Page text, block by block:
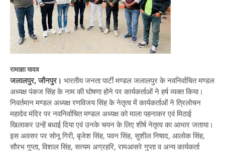
रामाज्ञा यादव
जलालपुर, जौनपुर। भारतीय जनता पार्टी मण्डल जलालपुर के नवनिर्वाचित मण्डल
अध्यक्ष पंकज सिंह के नाम की घोषणा होने पर कार्यकर्ताओं ने हर्ष व्यक्त किया।
निवर्तमान मण्डल अध्यक्ष रणविजय सिंह के नेतृत्व में कार्यकर्ताओं ने त्रिलोचन
महादेव मंदिर पर नवनिर्वाचित मण्डल अध्यक्ष को माला पहनाकर एवं मिठाई
खिलाकर उन्हें बधाई दिया एवं उनके चयन के लिए शीर्ष नेतृत्व का आभार जताया।
इस अवसर पर सोनू गिरी, बृजेश सिंह, पवन सिंह, सुशील निषाद, आलोक सिंह,
सौरभ गुप्ता, विशाल सिंह, सत्यम अग्रहरि, रामआसरे गुप्ता व अन्य कार्यकर्ता